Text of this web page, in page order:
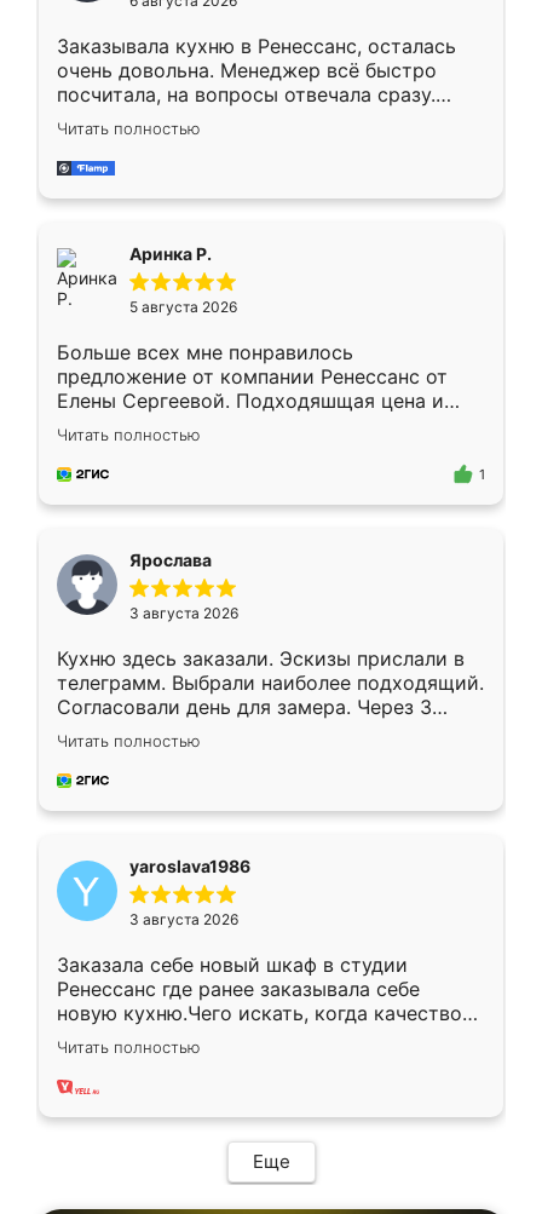
мебели буду заказывать только здесь.
Заказывала кухню в Ренессанс, осталась
очень довольна. Менеджер всё быстро
посчитала, на вопросы отвечала сразу.
Замерщик приехал в субботу, подошёл к
делу со всей ответственностью. Собрали
за день, ребята работали аккуратно, даже
Читать полностью
Аринка Р.
5 августа 2026
Больше всех мне понравилось
предложение от компании Ренессанс от
Елены Сергеевой. Подходяшщая цена и
короткие сроки изготовления. Приехавший
для замера сотрудник Владислав
предложил по моему эскизу самый
Читать полностью
1
Ярослава
3 августа 2026
Кухню здесь заказали. Эскизы прислали в
телеграмм. Выбрали наиболее подходящий.
Согласовали день для замера. Через 3
недели кухня была уже готова. Остались
довольны работой. Спасибо Ренессанс
мебель за качественную работу!
Читать полностью
yaroslava1986
3 августа 2026
Заказала себе новый шкаф в студии
Ренессанс где ранее заказывала себе
новую кухню.Чего искать, когда качеством
вполне довольна. Служит кухня уже почти
два года, нареканий нет.
Читать полностью
Еще